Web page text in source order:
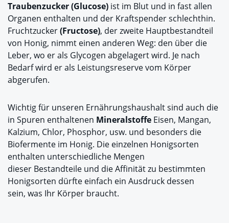
Traubenzucker (Glucose) ist im Blut und in fast allen
Organen enthalten und der Kraftspender schlechthin.
Fruchtzucker(Fructose), der zweite Hauptbestandteil
von Honig, nimmt einen anderen Weg: den über die
Leber, wo er als Glycogen abgelagert wird. Je nach
Bedarf wird er als Leistungsreserve vom Körper
abgerufen.
Wichtig für unseren Ernährungshaushalt sind auch die
in Spuren enthaltenen Mineralstoffe Eisen, Mangan,
Kalzium, Chlor, Phosphor, usw. und besonders die
Biofermente im Honig. Die einzelnen Honigsorten
enthalten unterschiedliche Mengen
dieser Bestandteile und die Affinität zu bestimmten
Honigsorten dürfte einfach ein Ausdruck dessen
sein, was Ihr Körper braucht.